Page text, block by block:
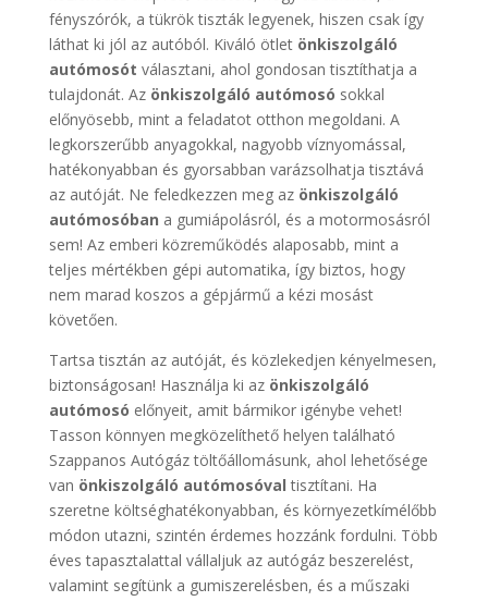
fényszórók, a tükrök tiszták legyenek, hiszen csak így
láthat ki jól az autóból. Kiváló ötletönkiszolgáló
autómosót választani, ahol gondosan tisztíthatja a
tulajdonát. Az önkiszolgáló autómosó sokkal
előnyösebb, mint a feladatot otthon megoldani. A
legkorszerűbb anyagokkal, nagyobb víznyomással,
hatékonyabban és gyorsabban varázsolhatja tisztává
az autóját. Ne feledkezzen meg az önkiszolgáló
autómosóban a gumiápolásról, és a motormosásról
sem! Az emberi közreműködés alaposabb, mint a
teljes mértékben gépi automatika, így biztos, hogy
nem marad koszos a gépjármű a kézi mosást
követően.
Tartsa tisztán az autóját, és közlekedjen kényelmesen,
biztonságosan! Használja ki azönkiszolgáló
autómosó előnyeit, amit bármikor igénybe vehet!
Tasson könnyen megközelíthető helyen található
Szappanos Autógáz töltőállomásunk, ahol lehetősége
van önkiszolgáló autómosóval tisztítani. Ha
szeretne költséghatékonyabban, és környezetkímélőbb
módon utazni, szintén érdemes hozzánk fordulni. Több
éves tapasztalattal vállaljuk az autógáz beszerelést,
valamint segítünk a gumiszerelésben, és a műszaki